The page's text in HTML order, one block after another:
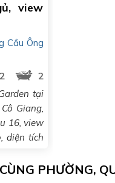
view
Cầu Ông
2
2
tại
Giang,
16, view
diện tích
PHƯỜNG,